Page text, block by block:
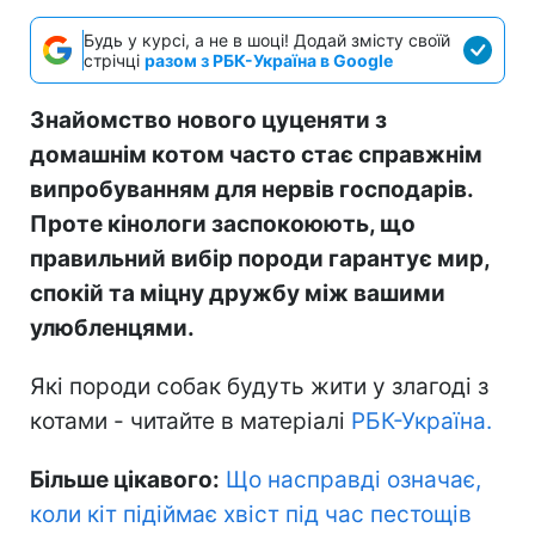
Будь у курсі, а не в шоці! Додай змісту своїй
стрічці разом з РБК-Україна в Google
Знайомство нового цуценяти з
домашнім котом часто стає справжнім
випробуванням для нервів господарів.
Проте кінологи заспокоюють, що
правильний вибір породи гарантує мир,
спокій та міцну дружбу між вашими
улюбленцями.
Які породи собак будуть жити у злагоді з
котами - читайте в матеріалі РБК-Україна.
Більше цікавого: Що насправді означає,
коли кіт підіймає хвіст під час пестощів